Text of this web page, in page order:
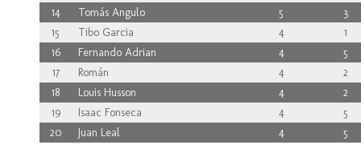
14
Tomás Angulo 5
3
15
Tibo Garcia 4
1
16
Fernando Adrian 4
5
17
Román 4
2
18
Louis Husson 4
2
19
Isaac Fonseca 4
5
20
Juan Leal 4 5